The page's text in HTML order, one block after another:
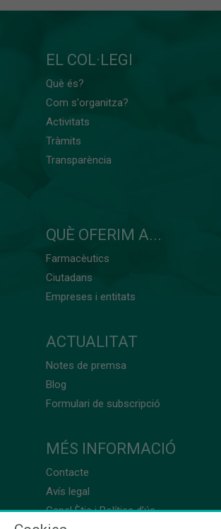
EL COL·LEGI
Què és?
Com s'organitza?
Activitats
Tràmits
Transparència
QUÈ OFERIM A...
Farmacèutics
Ciutadans
Empreses i entitats
ACTUALITAT
Notes de premsa
Blog
Formulari de subscripció
MÉS INFORMACIÓ
Contacte
Avís legal
Canal Ètic i Política d’ús